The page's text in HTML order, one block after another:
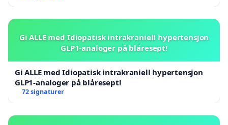
Gi ALLE med Idiopatisk intrakraniell hypertensjon
GLP1-analoger på blåresept!
Gi ALLE med Idiopatisk intrakraniell hypertensjon
GLP1-analoger på blåresept!
72 signaturer